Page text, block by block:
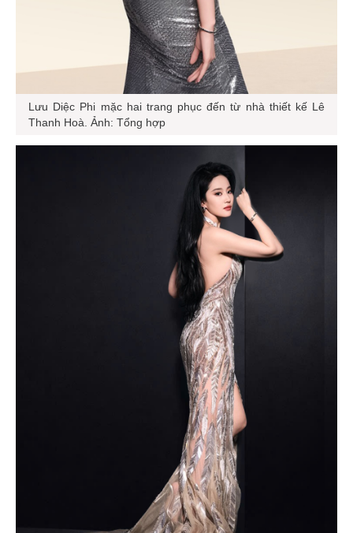
Lưu Diệc Phi mặc hai trang phục đến từ nhà thiết kế Lê
Thanh Hoà. Ảnh: Tổng hợp